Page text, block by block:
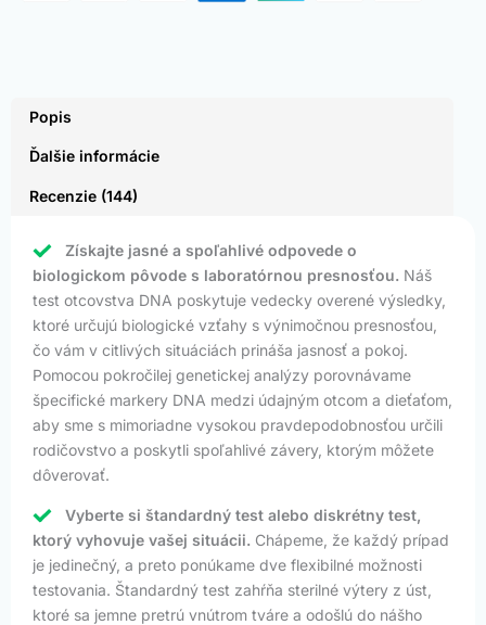
Popis
Ďalšie informácie
Recenzie (144)
Získajte jasné a spoľahlivé odpovede o
biologickom pôvode s laboratórnou presnosťou. Náš
test otcovstva DNA poskytuje vedecky overené výsledky,
ktoré určujú biologické vzťahy s výnimočnou presnosťou,
čo vám v citlivých situáciách prináša jasnosť a pokoj.
Pomocou pokročilej genetickej analýzy porovnávame
špecifické markery DNA medzi údajným otcom a dieťaťom,
aby sme s mimoriadne vysokou pravdepodobnosťou určili
rodičovstvo a poskytli spoľahlivé závery, ktorým môžete
dôverovať.
Vyberte si štandardný test alebo diskrétny test,
ktorý vyhovuje vašej situácii. Chápeme, že každý prípad
je jedinečný, a preto ponúkame dve flexibilné možnosti
testovania. Štandardný test zahŕňa sterilné výtery z úst,
ktoré sa jemne pretrú vnútrom tváre a odošlú do nášho